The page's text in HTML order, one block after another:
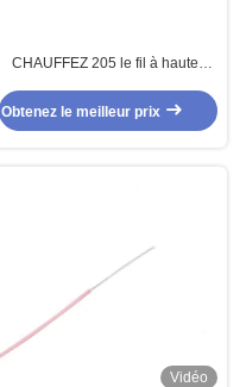
CHAUFFEZ 205 le fil à hautes
d'isolation des noyaux 4 X
26AWG FEP de MC 4 pour le
Obtenez le meilleur prix
Vidéo